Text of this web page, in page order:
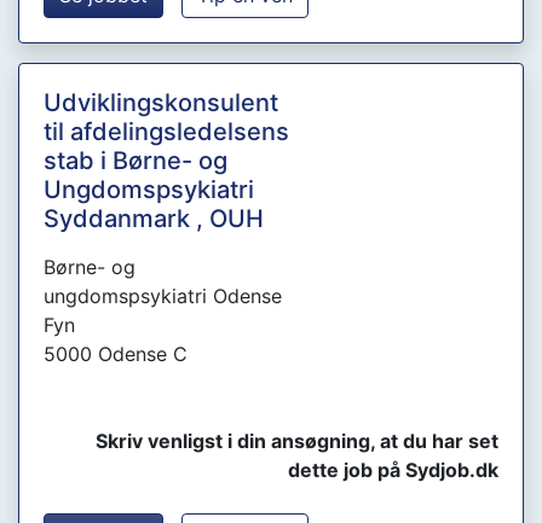
Udviklingskonsulent
til afdelingsledelsens
stab i Børne- og
Ungdomspsykiatri
Syddanmark , OUH
Børne- og
ungdomspsykiatri Odense
Fyn
5000 Odense C
Skriv venligst i din ansøgning, at du har set
dette job på Sydjob.dk